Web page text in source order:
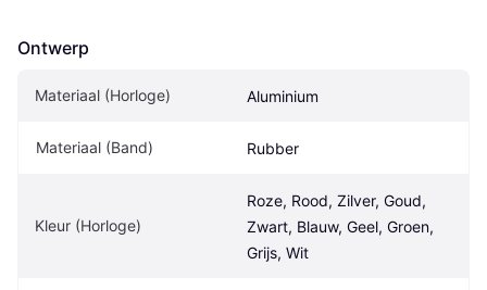
Ontwerp
Materiaal (Horloge) Aluminium
Materiaal (Band) Rubber
Kleur (Horloge)
Roze, Rood, Zilver, Goud,
Zwart, Blauw, Geel, Groen,
Grijs, Wit